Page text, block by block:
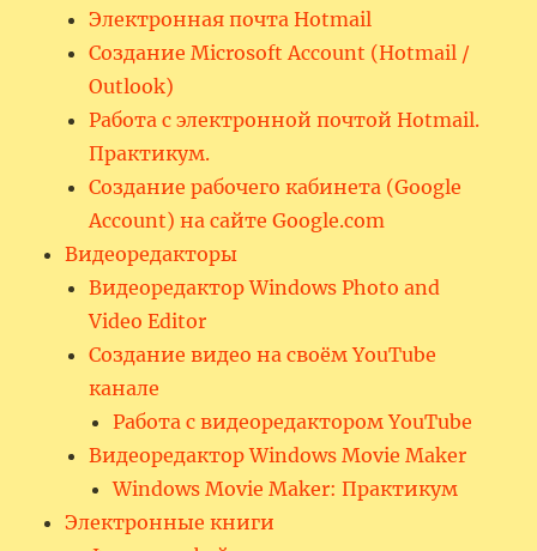
Электронная почта Hotmail
Создание Microsoft Account (Hotmail /
Outlook)
Работа с электронной почтой Hotmail.
Практикум.
Создание рабочего кабинета (Google
Account) на сайте Google.com
Видеоредакторы
Видеоредактор Windows Photo and
Video Editor
Создание видео на своём YouTube
канале
Работа с видеоредактором YouTube
Видеоредактор Windows Movie Maker
Windows Movie Maker: Практикум
Электронные книги